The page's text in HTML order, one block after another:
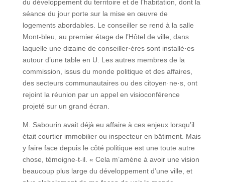
du développement du territoire et de l’habitation, dont la
séance du jour porte sur la mise en œuvre de
logements abordables. Le conseiller se rend à la salle
Mont-bleu, au premier étage de l’Hôtel de ville, dans
laquelle une dizaine de conseiller·ères sont installé·es
autour d’une table en U. Les autres membres de la
commission, issus du monde politique et des affaires,
des secteurs communautaires ou des citoyen·ne·s, ont
rejoint la réunion par un appel en visioconférence
projeté sur un grand écran.
M. Sabourin avait déjà eu affaire à ces enjeux lorsqu’il
était courtier immobilier ou inspecteur en bâtiment. Mais
y faire face depuis le côté politique est une toute autre
chose, témoigne-t-il. « Cela m’amène à avoir une vision
beaucoup plus large du développement d’une ville, et